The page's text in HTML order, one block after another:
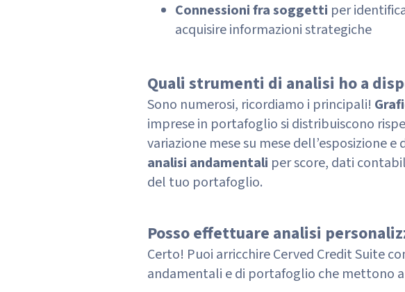
Connessionifra soggetti per
acquisire informazioni strategiche
Quali strumenti di analisi ho a
Sono numerosi, ricordiamo i principali!
imprese in portafoglio si distribuiscono
variazione mese su mese dell’esposizione
analisi andamentali per score, dati
del tuo portafoglio.
Posso effettuare analisi
Certo! Puoi arricchire Cerved Credit Suite
andamentali e di portafoglio che mettono